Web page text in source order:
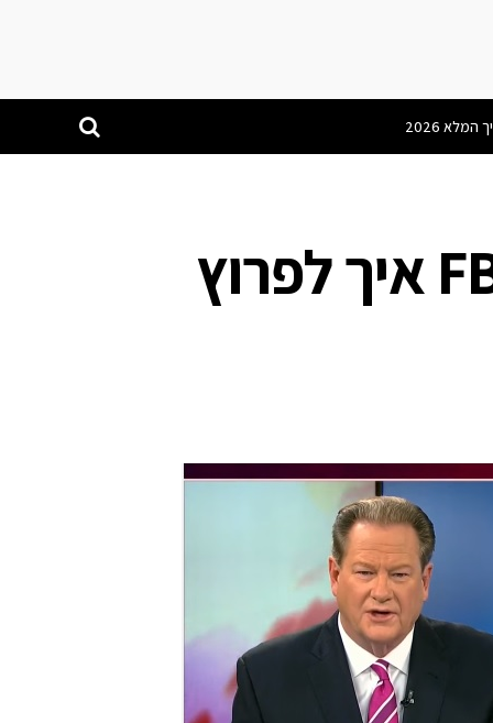
ג'ון מקאפי מסביר ל- FBI איך לפרוץ